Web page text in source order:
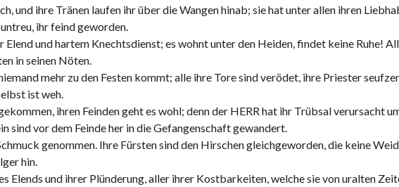
und ihre Tränen laufen ihr über die Wangen hinab; sie hat unter allen ihren
ihr feind geworden.
Elend und hartem Knechtsdienst; es wohnt unter den Heiden, findet keine Ruhe!
in seinen Nöten.
mehr zu den Festen kommt; alle ihre Tore sind verödet, ihre Priester
ist weh.
ihren Feinden geht es wohl; denn der HERR hat ihr Trübsal verursacht
sind vor dem Feinde her in die Gefangenschaft gewandert.
genommen. Ihre Fürsten sind den Hirschen gleichgeworden, die keine
hin.
Elends und ihrer Plünderung, aller ihrer Kostbarkeiten, welche sie von uralten